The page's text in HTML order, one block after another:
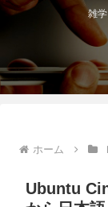
雑
ホーム
Ubuntu